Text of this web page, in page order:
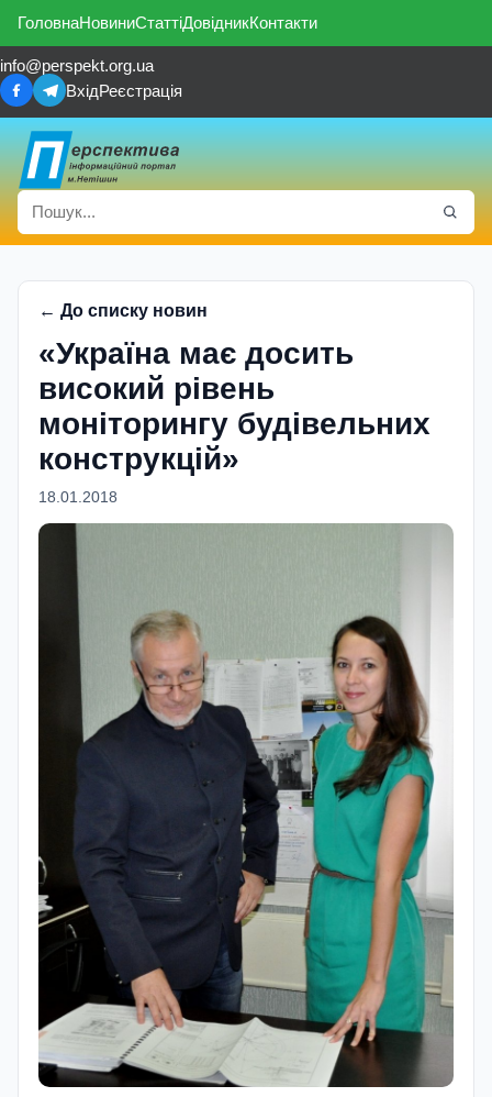
ГоловнаНовиниСтаттіДовідникКонтакти
info@perspekt.org.ua
ВхідРеєстрація
← До списку новин
«Україна має досить
високий рівень
моніторингу будівельних
конструкцій»
18.01.2018